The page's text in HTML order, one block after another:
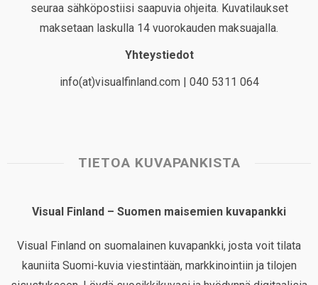
seuraa sähköpostiisi saapuvia ohjeita. Kuvatilaukset
maksetaan laskulla 14 vuorokauden maksuajalla.
Yhteystiedot
info(at)visualfinland.com | 040 5311 064
TIETOA KUVAPANKISTA
Visual Finland – Suomen maisemien kuvapankki
Visual Finland on suomalainen kuvapankki, josta voit tilata
kauniita Suomi-kuvia viestintään, markkinointiin ja tilojen